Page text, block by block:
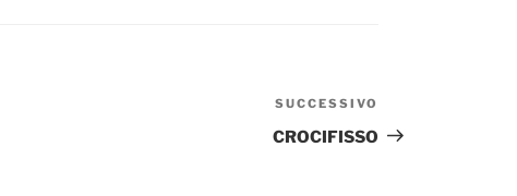
successivo
SUCCESSIVO
CROCIFISSO